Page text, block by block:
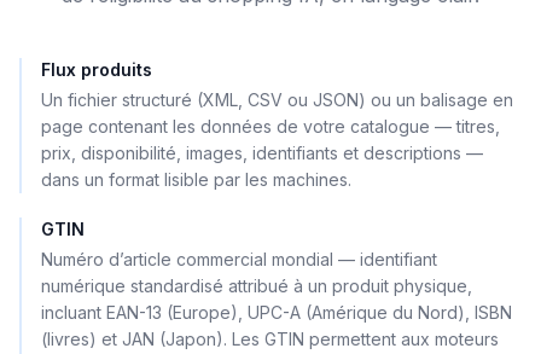
Flux produits
Un fichier structuré (XML, CSV ou JSON) ou un balisage en
page contenant les données de votre catalogue — titres,
prix, disponibilité, images, identifiants et descriptions —
dans un format lisible par les machines.
GTIN
Numéro d’article commercial mondial — identifiant
numérique standardisé attribué à un produit physique,
incluant EAN-13 (Europe), UPC-A (Amérique du Nord), ISBN
(livres) et JAN (Japon). Les GTIN permettent aux moteurs